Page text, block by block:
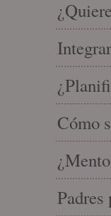
Cómo
Padres